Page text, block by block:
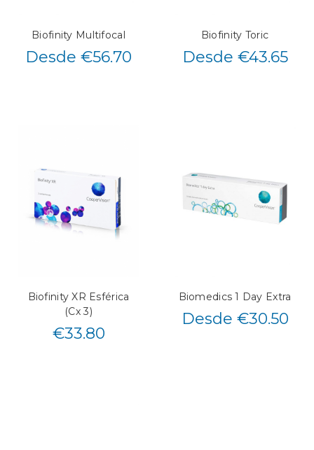
Biofinity Multifocal
Desde €56.70
Biofinity Toric
Desde €43.65
Biofinity XR Esférica
(Cx 3)
€33.80
Biomedics 1 Day Extra
Desde €30.50